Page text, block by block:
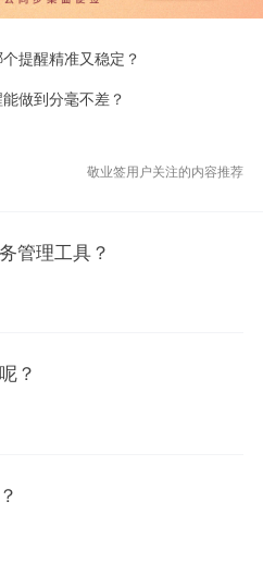
提醒精准又稳定？
做到分毫不差？
敬业签用户关注的内容推荐
管理工具？
？